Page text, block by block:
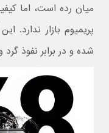
میان رده است، اما
شده و در برابر نفوذ